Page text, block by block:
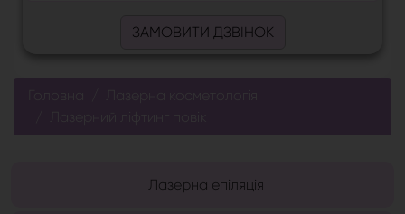
ЗАМОВИТИ ДЗВІНОК
Головна
Лазерна косметологія
Лазерний ліфтинг повік
Лазерна епіляція